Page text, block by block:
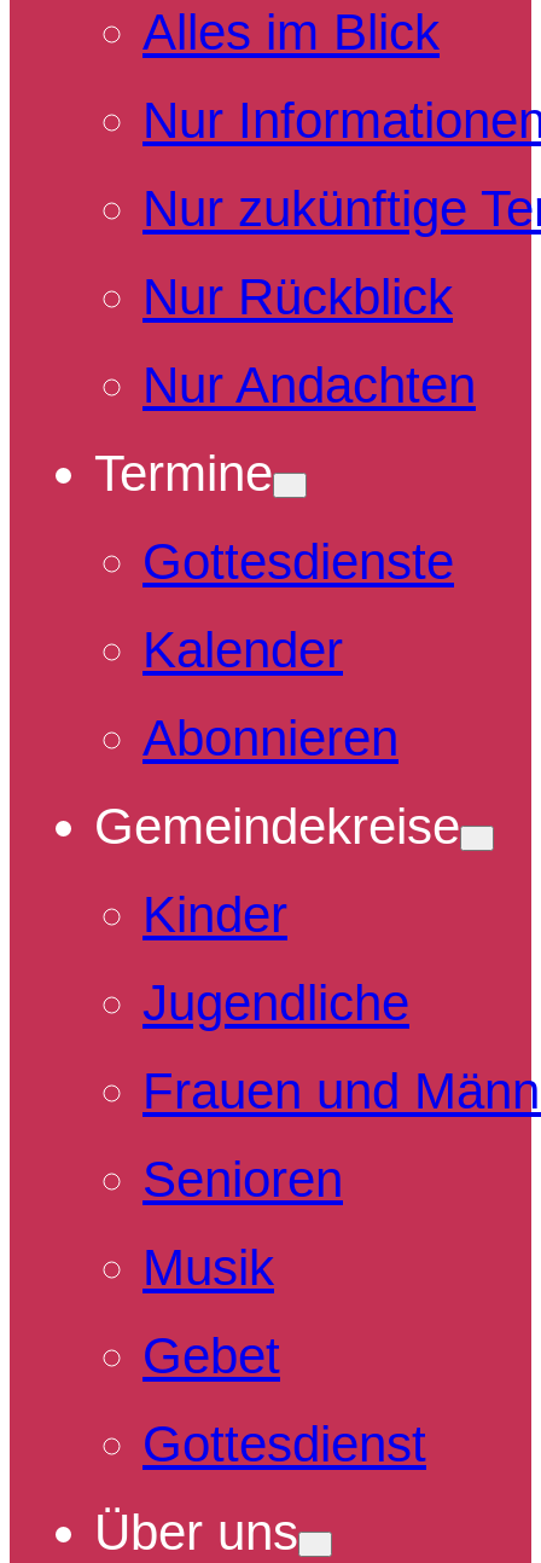
Alles im Blick
Nur
Nur zukünftige
Nur Rückblick
Nur Andachten
Termine
Gottesdienste
Kalender
Abonnieren
Gemeindekreise
Kinder
Jugendliche
Frauen und
Senioren
Musik
Gebet
Gottesdienst
Über uns